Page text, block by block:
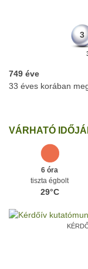
3
749 éve
33 éves korában
VÁRHATÓ
6 óra
tiszta égbolt
29°C